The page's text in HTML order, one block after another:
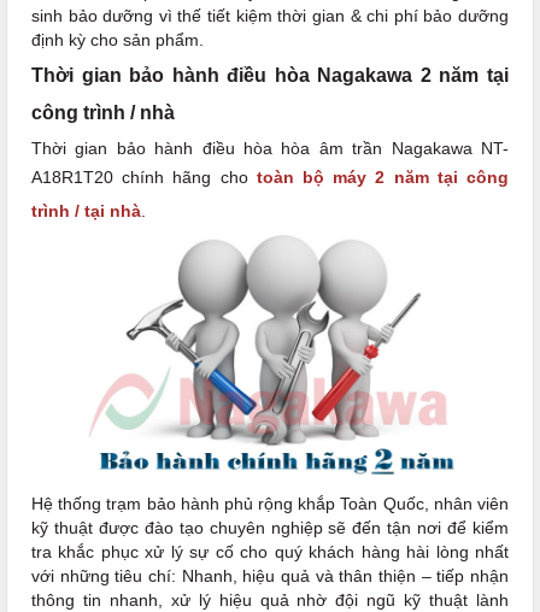
sinh bảo dưỡng vì thế tiết kiệm thời gian & chi phí bảo dưỡng
định kỳ cho sản phẩm.
Thời gian bảo hành điều hòa Nagakawa 2 năm tại
công trình / nhà
Thời gian bảo hành điều hòa hòa âm trần Nagakawa NT-
A18R1T20 chính hãng cho toàn bộ máy 2 năm tại công
trình / tại nhà
Hệ thống trạm bảo hành phủ rộng khắp Toàn Quốc, nhân viên
kỹ thuật được đào tạo chuyên nghiệp sẽ đến tận nơi để kiểm
tra khắc phục xử lý sự cố cho quý khách hàng hài lòng nhất
với những tiêu chí: Nhanh, hiệu quả và thân thiện – tiếp nhận
thông tin nhanh, xử lý hiệu quả nhờ đội ngũ kỹ thuật lành